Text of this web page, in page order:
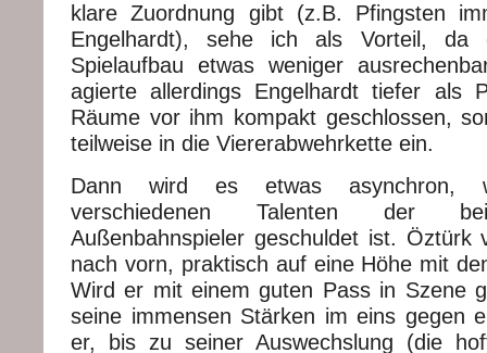
klare Zuordnung gibt (z.B. Pfingsten
Engelhardt), sehe ich als Vorteil, da
Spielaufbau etwas weniger
agierte allerdings Engelhardt tiefer als
Räume vor ihm kompakt geschlossen,
teilweise in die Viererabwehrkette ein.
Dann wird es etwas asynchron,
verschiedenen Talenten der
Außenbahnspieler geschuldet ist. Öztürk
nach vorn, praktisch auf eine Höhe mit
Wird er mit einem guten Pass in Szene
seine immensen Stärken im eins gegen
er, bis zu seiner Auswechslung (die